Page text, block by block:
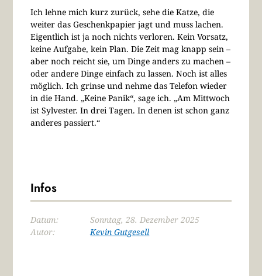
Ich lehne mich kurz zurück, sehe die Katze, die
weiter das Geschenkpapier jagt und muss lachen.
Eigentlich ist ja noch nichts verloren. Kein Vorsatz,
keine Aufgabe, kein Plan. Die Zeit mag knapp sein –
aber noch reicht sie, um Dinge anders zu machen –
oder andere Dinge einfach zu lassen. Noch ist alles
möglich. Ich grinse und nehme das Telefon wieder
in die Hand. „Keine Panik“, sage ich. „Am Mittwoch
ist Sylvester. In drei Tagen. In denen ist schon ganz
anderes passiert.“
Infos
Datum:
Sonntag, 28. Dezember 2025
Autor:
Kevin Gutgesell